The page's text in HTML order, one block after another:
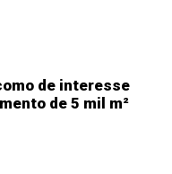
de interesse
de 5 mil m²